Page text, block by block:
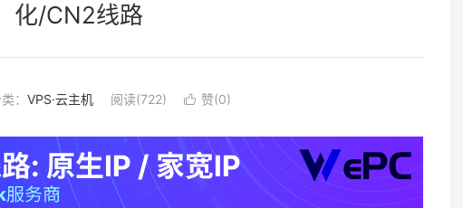
化/CN2线路
： VPS·云主机 阅读(722)  赞(0)